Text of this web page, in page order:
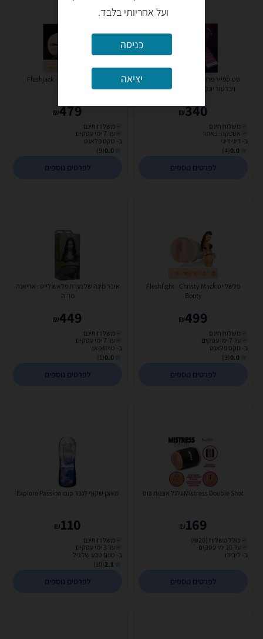
ויברטור יונק, רוטט וטופח -אדום -
340
₪
משלוח חינם
אספקה: באתר
ב- דיגי דיגי
0.0
(4)
לפרטים נוספים
Fleshjack - Kris Evans Mouth
479
₪
משלוח חינם
עד 7 ימי עסקים
ב- סקס פלאנט
0.0
(9)
לפרטים נוספים
פלשלייט Fleshlight - Christy Mack
Booty
499
₪
משלוח חינם
עד 7 ימי עסקים
ב- סקס פלאנט
0.0
(9)
לפרטים נוספים
איבר מינה של נערת פלאש לייט : אריאנה
מריה
449
₪
משלוח חינם
עד 7 ימי עסקים
ב- טויז4פאן
0.0
(1)
לפרטים נוספים
Mistress Double Shot גלגל אוננות כוס
169
₪
כולל משלוח (₪20)
עד 10 ימי עסקים
ב- ליבידו
לפרטים נוספים
מאונן שקוף לגבר Explore Passion cup
110
₪
משלוח חינם
עד 3 ימי עסקים
ב- טעם טבע של גיל
2.1
(10)
לפרטים נוספים
ועל אחריותי בלבד.
יציאה
כניסה